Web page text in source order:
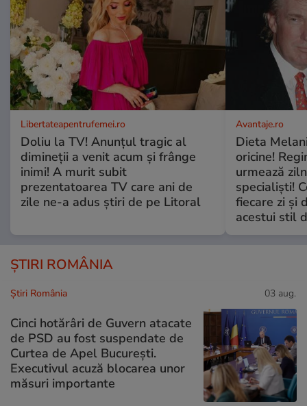
Libertateapentrufemei.ro
Doliu la TV! Anunțul tragic al
dimineții a venit acum și frânge
inimi! A murit subit
prezentatoarea TV care ani de
zile ne-a adus știri de pe Litoral
Avantaje.ro
Dieta
oricine!
urmează
specialiști!
fiecare zi și
acestui stil
ȘTIRI ROMÂNIA
Știri România 03 aug.
Cinci hotărâri de Guvern atacate
de PSD au fost suspendate de
Curtea de Apel București.
Executivul acuză blocarea unor
măsuri importante